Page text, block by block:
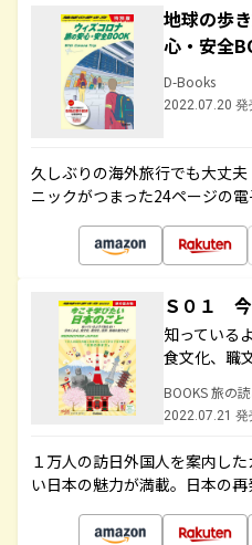
地球の歩
心・安全
D-Books
2022.07.20 発
久しぶりの海外旅行でも大丈
ニックがつまった24ページの
Ｓ０１ 今
知っている
食文化、職
BOOKS 旅の
2022.07.21 発
１万人の訪日外国人を案内し
い日本の魅力が満載。日本の再